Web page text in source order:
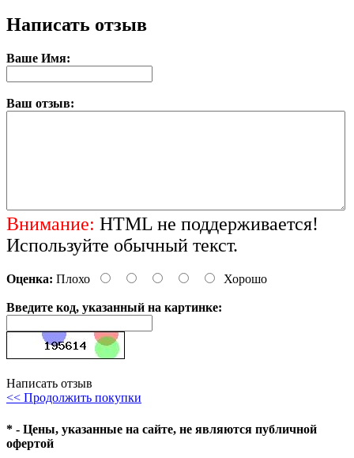
Написать отзыв
Ваше Имя:
Ваш отзыв:
Внимание: HTML не поддерживается!
Используйте обычный текст.
Оценка: Плохо Хорошо
Введите код, указанный на картинке:
Написать отзыв
<< Продолжить покупки
* - Цены, указанные на сайте, не являются публичной
офертой